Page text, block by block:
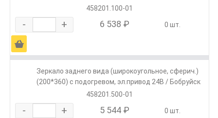
458201.100-01
- + 6 538 ₽ 0 шт.
Ä
Зеркало заднего вида (широкоугольное, сферич.)
(200*360) с подогревом, эл.привод 24В / Бобруйск
458201.500-01
- + 5 544 ₽ 0 шт.